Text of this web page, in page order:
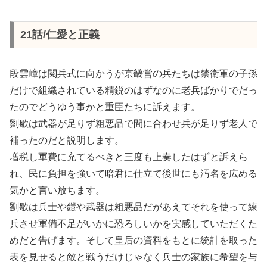
21話/仁愛と正義
段雲嶂は閲兵式に向かうが京畿営の兵たちは禁衛軍の子孫
だけで組織されている精鋭のはずなのに老兵ばかりでだっ
たのでどうゆう事かと重臣たちに訴えます。
劉歇は武器が足りず粗悪品で間に合わせ兵が足りず老人で
補ったのだと説明します。
増税し軍費に充てるべきと三度も上奏したはずと訴えら
れ、民に負担を強いて暗君に仕立て後世にも汚名を広める
気かと言い放ちます。
劉歇は兵士や鎧や武器は粗悪品だがあえてそれを使って練
兵させ軍備不足がいかに恐ろしいかを実感していただくた
めだと告げます。そして皇后の資料をもとに統計を取った
表を見せると敵と戦うだけじゃなく兵士の家族に希望を与